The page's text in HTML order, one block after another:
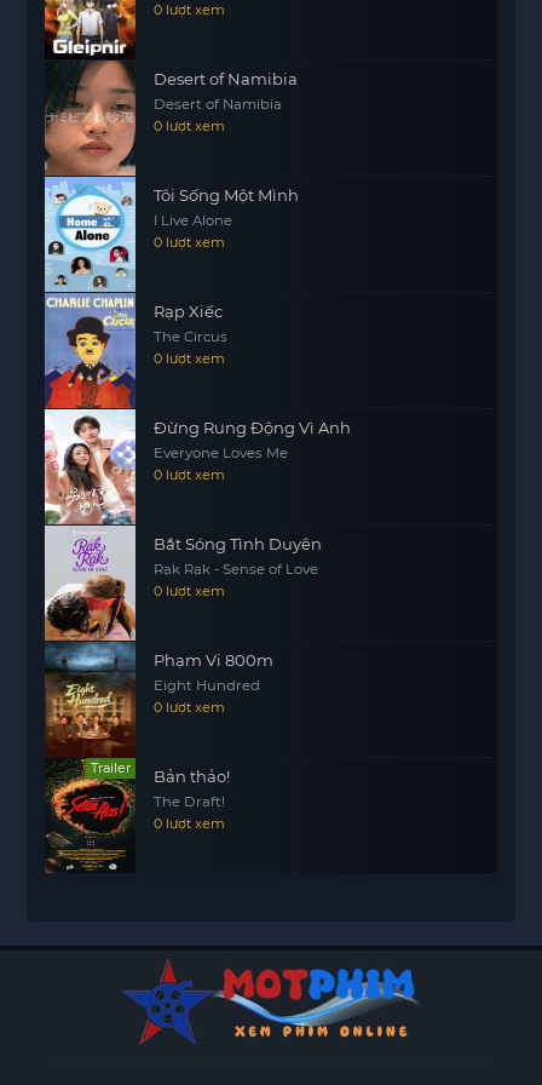
phim này xứng đáng là một phần kế thừa thành
công, khai thác những góc nhìn mới về tuổi mới
lớn trong bối cảnh chế độ độc tài.
Sự thể hiện của dàn diễn viên trẻ, đặc biệt là
Chase Infiniti và Lucy Halliday, đã được đánh giá
cao và tạo nên sức hút cho bộ phim. Trước khi tập
cuối của mùa đầu tiên phát sóng, bộ phim đã
được chính thức gia hạn cho mùa thứ hai.
0 lượt xem
Desert of Namibia
Desert of Namibia
0 lượt xem
Tôi Sống Một Mình
I Live Alone
0 lượt xem
Rạp Xiếc
The Circus
0 lượt xem
Đừng Rung Động Vì Anh
Everyone Loves Me
0 lượt xem
Bắt Sóng Tình Duyên
Rak Rak - Sense of Love
0 lượt xem
Phạm Vi 800m
Eight Hundred
0 lượt xem
Trailer Bản thảo!
The Draft!
0 lượt xem